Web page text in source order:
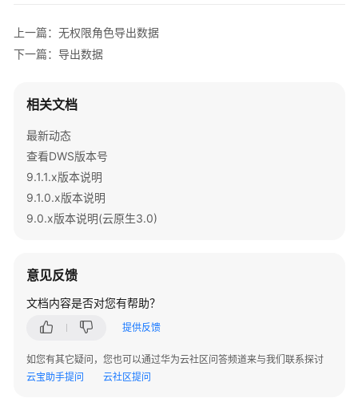
上一篇：无权限角色导出数据
下一篇：导出数据
相关文档
最新动态
查看DWS版本号
9.1.1.x版本说明
9.1.0.x版本说明
9.0.x版本说明(云原生3.0)
意见反馈
文档内容是否对您有帮助？
提供反馈
如您有其它疑问，您也可以通过华为云社区问答频道来与我们联系探讨
云宝助手提问
云社区提问